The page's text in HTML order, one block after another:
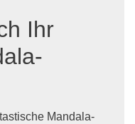
Ihr
Mandala-